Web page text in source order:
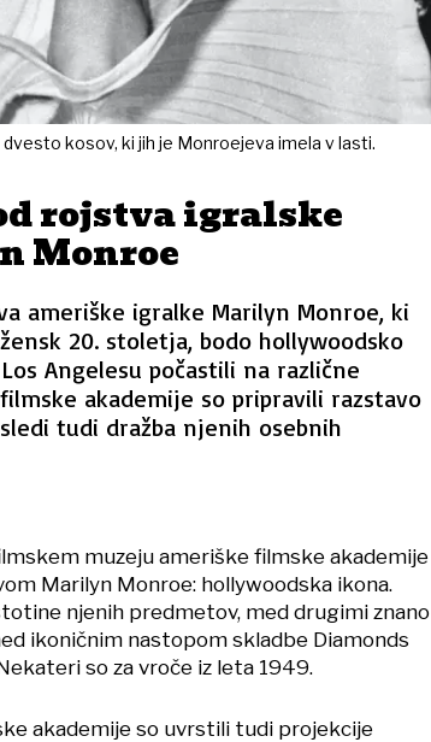
kosov, ki jih je Monroejeva imela v lasti.
rojstva igralske
Monroe
ameriške igralke Marilyn Monroe, ki
20. stoletja, bodo hollywoodsko
Angelesu počastili na različne
akademije so pripravili razstavo
tudi dražba njenih osebnih
muzeju ameriške filmske akademije
Marilyn Monroe: hollywoodska ikona.
njenih predmetov, med drugimi znano
ikoničnim nastopom skladbe Diamonds
so za vroče iz leta 1949.
akademije so uvrstili tudi projekcije